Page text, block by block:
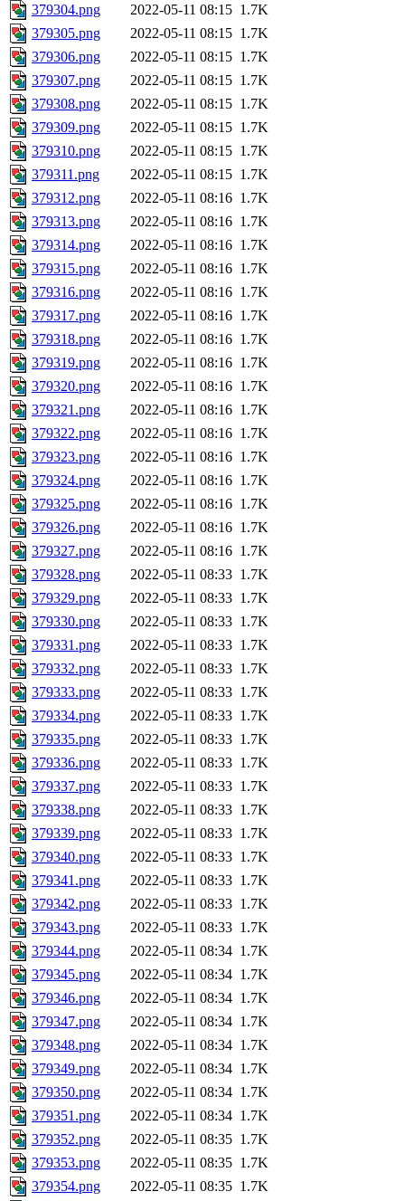
379304.png
2022-05-11 08:15 1.7K
379305.png
2022-05-11 08:15 1.7K
379306.png
2022-05-11 08:15 1.7K
379307.png
2022-05-11 08:15 1.7K
379308.png
2022-05-11 08:15 1.7K
379309.png
2022-05-11 08:15 1.7K
379310.png
2022-05-11 08:15 1.7K
379311.png
2022-05-11 08:15 1.7K
379312.png
2022-05-11 08:16 1.7K
379313.png
2022-05-11 08:16 1.7K
379314.png
2022-05-11 08:16 1.7K
379315.png
2022-05-11 08:16 1.7K
379316.png
2022-05-11 08:16 1.7K
379317.png
2022-05-11 08:16 1.7K
379318.png
2022-05-11 08:16 1.7K
379319.png
2022-05-11 08:16 1.7K
379320.png
2022-05-11 08:16 1.7K
379321.png
2022-05-11 08:16 1.7K
379322.png
2022-05-11 08:16 1.7K
379323.png
2022-05-11 08:16 1.7K
379324.png
2022-05-11 08:16 1.7K
379325.png
2022-05-11 08:16 1.7K
379326.png
2022-05-11 08:16 1.7K
379327.png
2022-05-11 08:16 1.7K
379328.png
2022-05-11 08:33 1.7K
379329.png
2022-05-11 08:33 1.7K
379330.png
2022-05-11 08:33 1.7K
379331.png
2022-05-11 08:33 1.7K
379332.png
2022-05-11 08:33 1.7K
379333.png
2022-05-11 08:33 1.7K
379334.png
2022-05-11 08:33 1.7K
379335.png
2022-05-11 08:33 1.7K
379336.png
2022-05-11 08:33 1.7K
379337.png
2022-05-11 08:33 1.7K
379338.png
2022-05-11 08:33 1.7K
379339.png
2022-05-11 08:33 1.7K
379340.png
2022-05-11 08:33 1.7K
379341.png
2022-05-11 08:33 1.7K
379342.png
2022-05-11 08:33 1.7K
379343.png
2022-05-11 08:33 1.7K
379344.png
2022-05-11 08:34 1.7K
379345.png
2022-05-11 08:34 1.7K
379346.png
2022-05-11 08:34 1.7K
379347.png
2022-05-11 08:34 1.7K
379348.png
2022-05-11 08:34 1.7K
379349.png
2022-05-11 08:34 1.7K
379350.png
2022-05-11 08:34 1.7K
379351.png
2022-05-11 08:34 1.7K
379352.png
2022-05-11 08:35 1.7K
379353.png
2022-05-11 08:35 1.7K
379354.png
2022-05-11 08:35 1.7K